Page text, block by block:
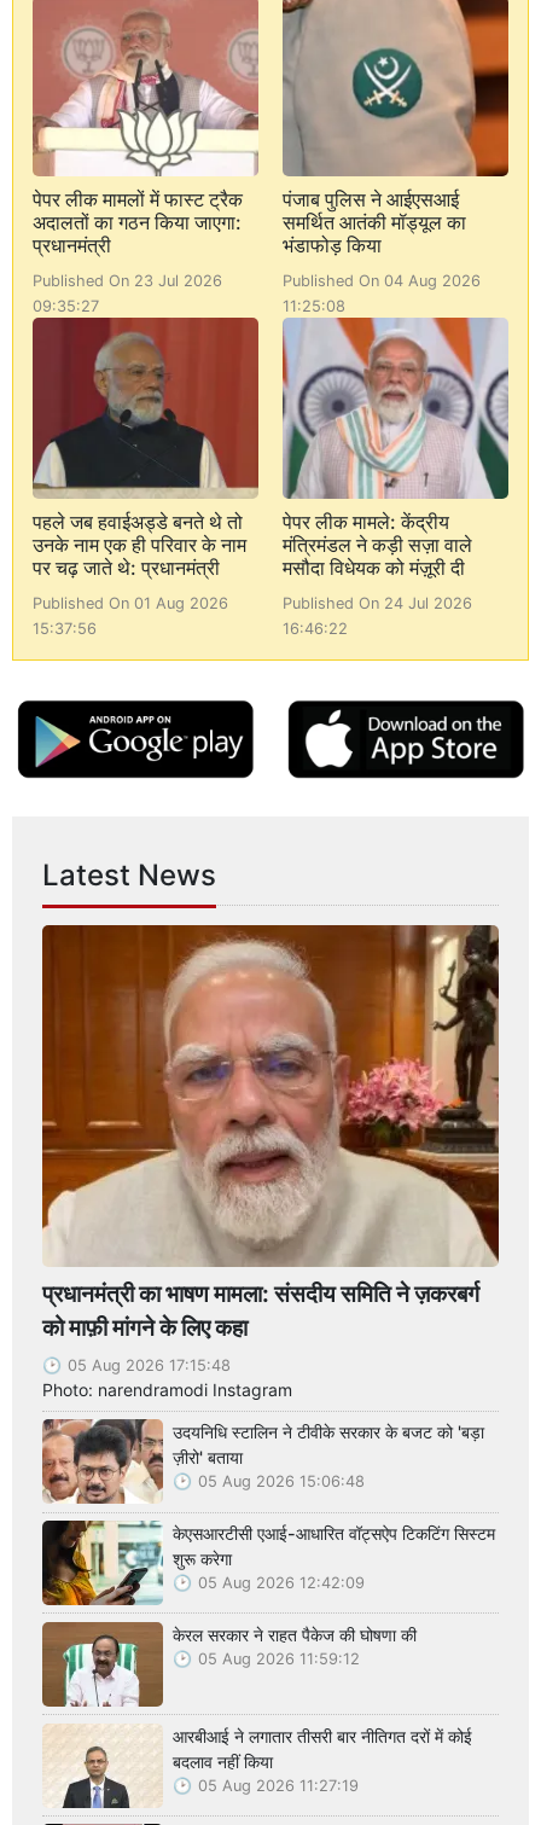
पेपर लीक मामलों में फास्ट ट्रैक
अदालतों का गठन किया जाएगा:
प्रधानमंत्री
Published On 23 Jul 2026
09:35:27
पंजाब पुलिस ने आईएसआई
समर्थित आतंकी मॉड्यूल का
भंडाफोड़ किया
Published On 04 Aug 2026
11:25:08
पहले जब हवाईअड्डे बनते थे तो
उनके नाम एक ही परिवार के नाम
पर चढ़ जाते थे: प्रधानमंत्री
Published On 01 Aug 2026
15:37:56
पेपर लीक मामले: केंद्रीय
मंत्रिमंडल ने कड़ी सज़ा वाले
मसौदा विधेयक को मंज़ूरी दी
Published On 24 Jul 2026
16:46:22
Latest News
प्रधानमंत्री का भाषण मामला: संसदीय समिति ने ज़करबर्ग
को माफ़ी मांगने के लिए कहा
05 Aug 2026 17:15:48
Photo: narendramodi Instagram
उदयनिधि स्टालिन ने टीवीके सरकार के बजट को 'बड़ा
ज़ीरो' बताया
05 Aug 2026 15:06:48
केएसआरटीसी एआई-आधारित वॉट्सऐप टिकटिंग सिस्टम
शुरू करेगा
05 Aug 2026 12:42:09
केरल सरकार ने राहत पैकेज की घोषणा की
05 Aug 2026 11:59:12
आरबीआई ने लगातार तीसरी बार नीतिगत दरों में कोई
बदलाव नहीं किया
05 Aug 2026 11:27:19